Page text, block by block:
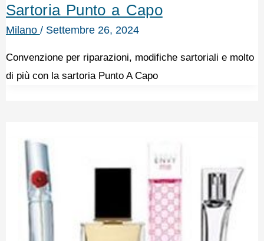
Sartoria Punto a Capo
Milano / Settembre 26, 2024
Convenzione per riparazioni, modifiche sartoriali e molto
di più con la sartoria Punto A Capo